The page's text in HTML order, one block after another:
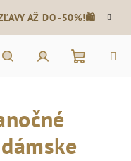
AŽ DO -50%!🛍️